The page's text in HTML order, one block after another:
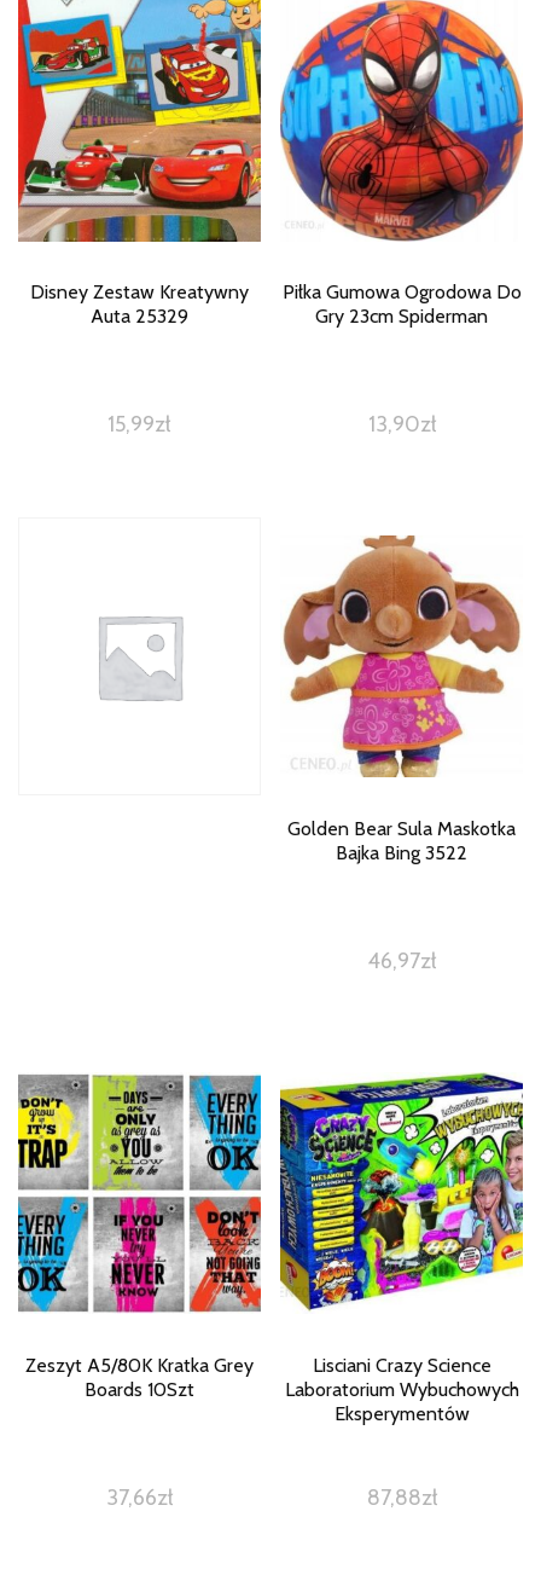
Disney Zestaw Kreatywny
Auta 25329
15,99zł
Piłka Gumowa Ogrodowa Do
Gry 23cm Spiderman
13,90zł
Golden Bear Sula Maskotka
Bajka Bing 3522
46,97zł
Zeszyt A5/80K Kratka Grey
Boards 10Szt
37,66zł
Lisciani Crazy Science
Laboratorium Wybuchowych
Eksperymentów
87,88zł